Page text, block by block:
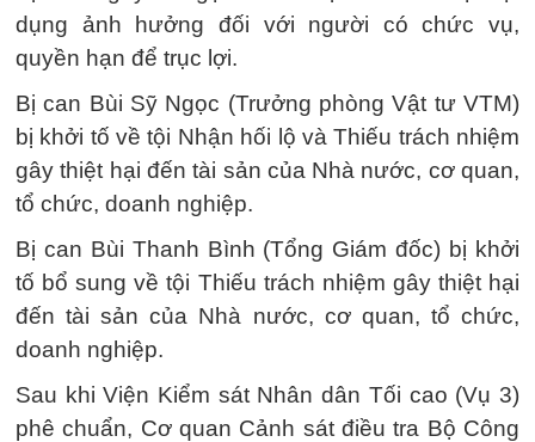
dụng ảnh hưởng đối với người có chức vụ,
quyền hạn để trục lợi.
Bị can Bùi Sỹ Ngọc (Trưởng phòng Vật tư VTM)
bị khởi tố về tội Nhận hối lộ và Thiếu trách nhiệm
gây thiệt hại đến tài sản của Nhà nước, cơ quan,
tổ chức, doanh nghiệp.
Bị can Bùi Thanh Bình (Tổng Giám đốc) bị khởi
tố bổ sung về tội Thiếu trách nhiệm gây thiệt hại
đến tài sản của Nhà nước, cơ quan, tổ chức,
doanh nghiệp.
Sau khi Viện Kiểm sát Nhân dân Tối cao (Vụ 3)
phê chuẩn, Cơ quan Cảnh sát điều tra Bộ Công